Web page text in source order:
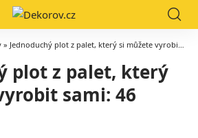
» Jednoduchý plot z palet, který si můžete vyrobit sami: 46 nápadů
plot z palet, který
sami: 46